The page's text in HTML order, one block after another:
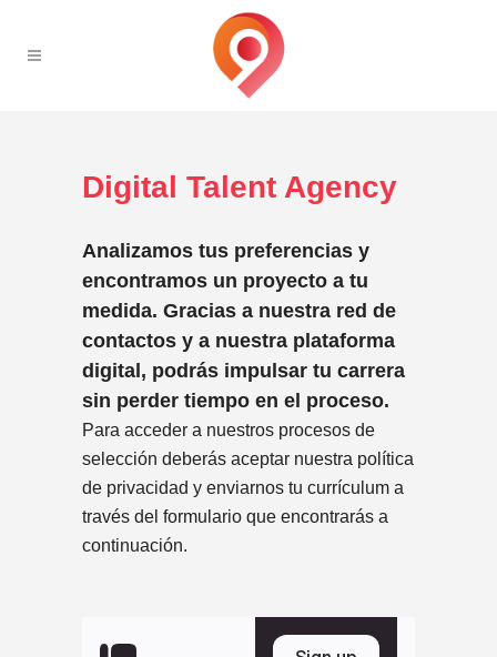
Digital Talent Agency
Analizamos tus preferencias y
encontramos un proyecto a tu
medida. Gracias a nuestra red de
contactos y a nuestra plataforma
digital, podrás impulsar tu carrera
sin perder tiempo en el proceso.
Para acceder a nuestros procesos de
selección deberás aceptar nuestra política
de privacidad y enviarnos tu currículum a
través del formulario que encontrarás a
continuación.